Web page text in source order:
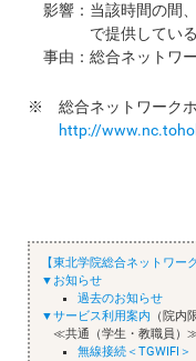
影響：当該時間の間
で提供している無
事由：総合ネットワ
※ 総合ネットワークホ
http://
【東北学院総合ネットワー
▼お知らせ
過去のお知らせ
▼サービス利用案内 （院内
≪共通（学生・教職員）
無線接続＜TGWIFI＞